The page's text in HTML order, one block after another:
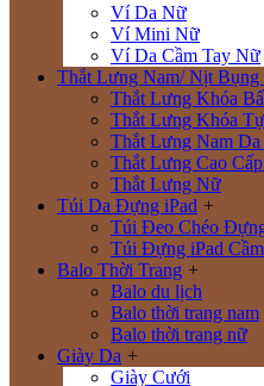
Ví Da Nữ
Ví Mini Nữ
Ví Da Cầm Tay Nữ
Thắt Lưng Nam/ Nịt Bụng
Thắt Lưng Khóa
Thắt Lưng Khóa
Thắt Lưng Nam Da
Thắt Lưng Cao
Thắt Lưng Nữ
Túi Da Đựng iPad +
Túi Đeo Chéo
Túi Đựng iPad
Balo Thời Trang +
Balo du lịch
Balo thời trang nam
Balo thời trang nữ
Giày Da +
Giày Cưới